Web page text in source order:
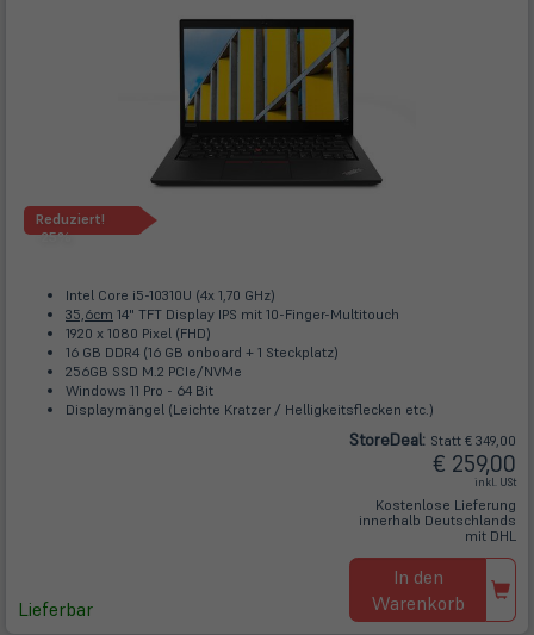
Reduziert!
-25%
Intel Core i5-10310U (4x 1,70 GHz)
35,6cm 14" TFT Display IPS mit 10-Finger-Multitouch
1920 x 1080 Pixel (FHD)
16 GB DDR4 (16 GB onboard + 1 Steckplatz)
256GB SSD M.2 PCIe/NVMe
Windows 11 Pro - 64 Bit
Displaymängel (Leichte Kratzer / Helligkeitsflecken etc.)
Lieferbar
StoreDeal: Statt € 349,00
€ 259,00
inkl. USt
Kostenlose Lieferung
innerhalb Deutschlands
mit DHL
In den
Warenkorb